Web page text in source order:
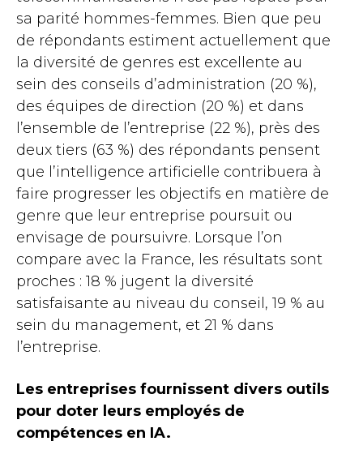
sa parité hommes-femmes. Bien que peu
de répondants estiment actuellement que
la diversité de genres est excellente au
sein des conseils d’administration (20 %),
des équipes de direction (20 %) et dans
l’ensemble de l’entreprise (22 %), près des
deux tiers (63 %) des répondants pensent
que l’intelligence artificielle contribuera à
faire progresser les objectifs en matière de
genre que leur entreprise poursuit ou
envisage de poursuivre. Lorsque l’on
compare avec la France, les résultats sont
proches : 18 % jugent la diversité
satisfaisante au niveau du conseil, 19 % au
sein du management, et 21 % dans
l’entreprise.
Les entreprises fournissent divers outils
pour doter leurs employés de
compétences en IA.